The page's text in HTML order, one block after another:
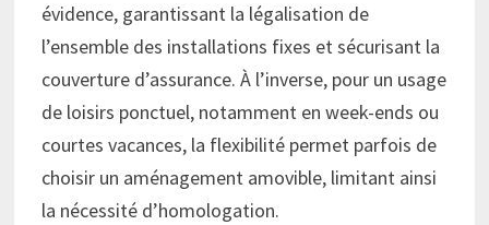
évidence, garantissant la légalisation de
l’ensemble des installations fixes et sécurisant la
couverture d’assurance. À l’inverse, pour un usage
de loisirs ponctuel, notamment en week-ends ou
courtes vacances, la flexibilité permet parfois de
choisir un aménagement amovible, limitant ainsi
la nécessité d’homologation.